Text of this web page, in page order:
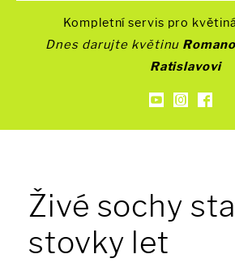
Kompletní servis pro
Dnes darujte květinu
Ratislavovi
Živé sochy
stovky let